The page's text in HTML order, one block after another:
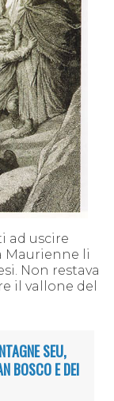
ad uscire
Maurienne li
Non restava
il vallone del
SEU,
BOSCO E DEI